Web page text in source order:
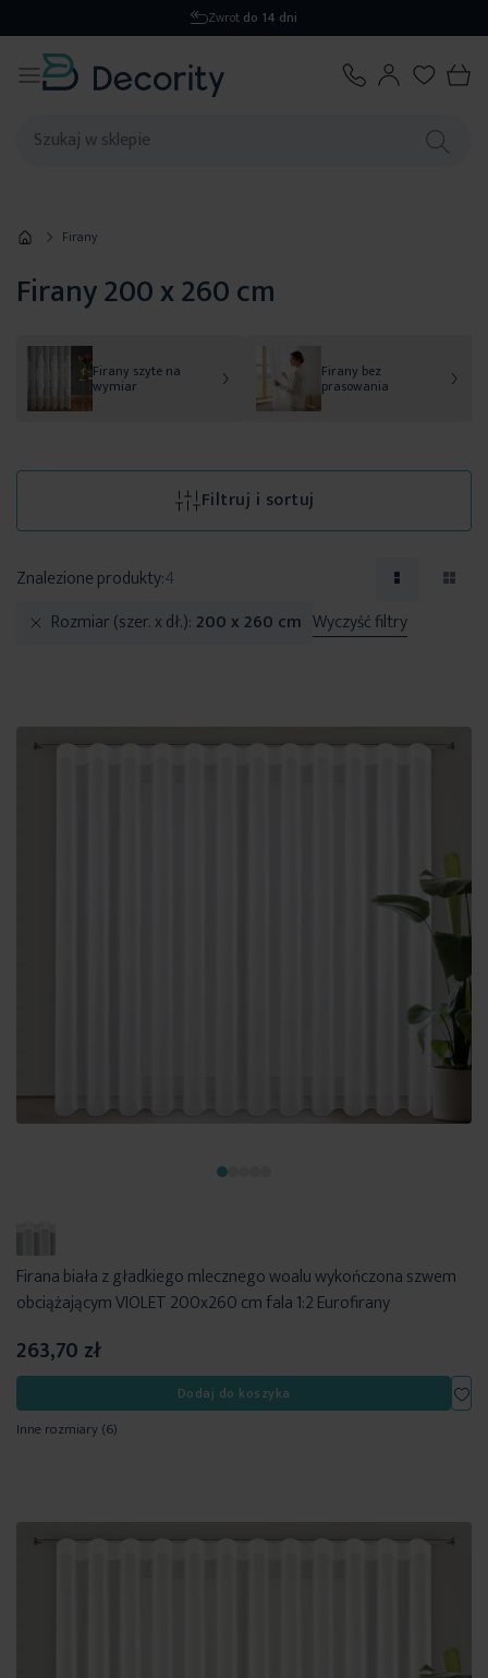
Zwrot do 14 dni
Firany
Firany 200 x 260 cm
Firany szyte na
wymiar
Firany bez
prasowania
Filtruj i sortuj
Znalezione produkty:4
Rozmiar (szer. x dł.) 200 x 260 cm Wyczyść filtry
Firana biała z gładkiego mlecznego woalu wykończona szwem
obciążającym VIOLET 200x260 cm fala 1:2 Eurofirany
263,70 zł
Dodaj do koszyka
Inne rozmiary(6)